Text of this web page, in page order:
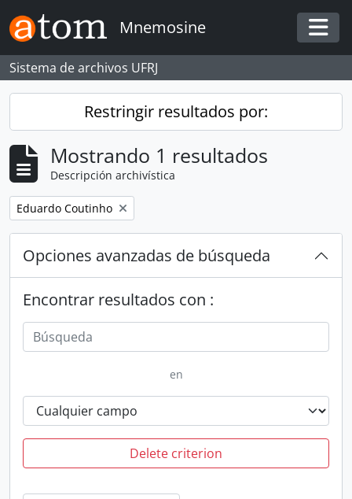
Skip to main content
Mnemosine
Sistema de archivos UFRJ
Restringir resultados por:
Mostrando 1 resultados
Descripción archivística
Remove filter:
Eduardo Coutinho
Opciones avanzadas de búsqueda
Encontrar resultados con :
en
Delete criterion